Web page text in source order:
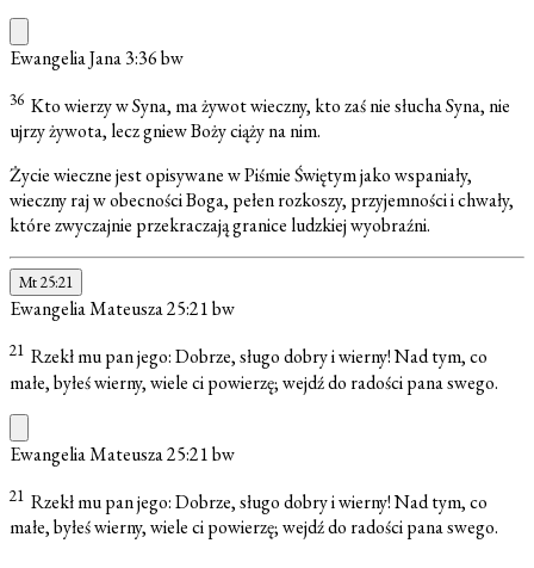
Ewangelia Jana 3:36bw
36 Kto wierzy w Syna, ma żywot wieczny, kto zaś nie słucha Syna, nie
ujrzy żywota, lecz gniew Boży ciąży na nim.
Życie wieczne jest opisywane w Piśmie Świętym jako wspaniały,
wieczny raj w obecności Boga, pełen rozkoszy, przyjemności i chwały,
które zwyczajnie przekraczają granice ludzkiej wyobraźni.
Mt 25:21
Ewangelia Mateusza 25:21bw
21 Rzekł mu pan jego: Dobrze, sługo dobry i wierny! Nad tym, co
małe, byłeś wierny, wiele ci powierzę; wejdź do radości pana swego.
Ewangelia Mateusza 25:21bw
21 Rzekł mu pan jego: Dobrze, sługo dobry i wierny! Nad tym, co
małe, byłeś wierny, wiele ci powierzę; wejdź do radości pana swego.